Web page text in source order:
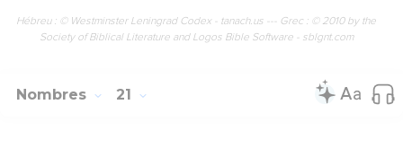
Hébreu : © Westminster Leningrad Codex - tanach.us --- Grec : © 2010 by the
Society of Biblical Literature and Logos Bible Software - sblgnt.com
Nombres 21